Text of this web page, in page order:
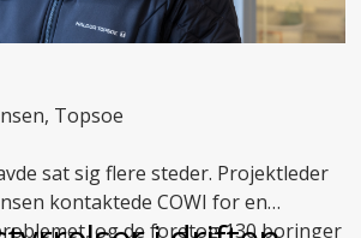
Topsoe
sat sig flere steder. Projektleder
kontaktede COWI for en
og de foretog 130 boringer